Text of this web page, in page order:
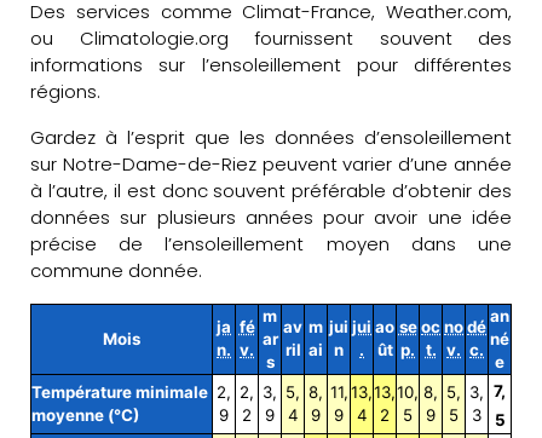
Des services comme Climat-France, Weather.com,
ou Climatologie.org fournissent souvent des
informations sur l’ensoleillement pour différentes
régions.
Gardez à l’esprit que les données d’ensoleillement
sur Notre-Dame-de-Riez peuvent varier d’une année
à l’autre, il est donc souvent préférable d’obtenir des
données sur plusieurs années pour avoir une idée
précise de l’ensoleillement moyen dans une
commune donnée.
Mois
ja
n.
fé
v.
m
ar
s
av
ril
m
ai
jui
n
jui
.
ao
ût
se
p.
oc
t.
no
v.
dé
c.
an
né
e
Température minimale
moyenne (°C)
2,
9
2,
2
3,
9
5,
4
8,
9
11,
9
13,
4
13,
2
10,
5
8,
9
5,
5
3,
3
7,
5